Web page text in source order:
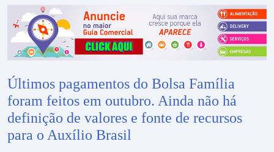
Últimos pagamentos do Bolsa Família
foram feitos em outubro. Ainda não há
definição de valores e fonte de recursos
para o Auxílio Brasil